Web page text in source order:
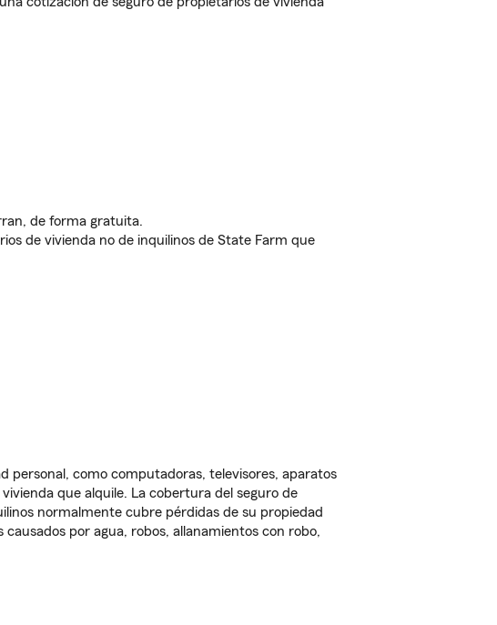
de forma gratuita.
de vivienda no de inquilinos de State Farm que
personal, como computadoras, televisores, aparatos
que alquile. La cobertura del seguro de
normalmente cubre pérdidas de su propiedad
por agua, robos, allanamientos con robo,